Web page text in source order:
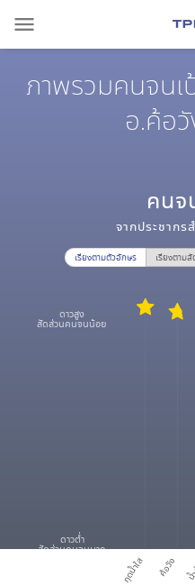
menu
ภาพรวมคนจนเ
อ.ค้อ
คนจ
จากประชากร
เรียงตามตัวอักษร เรียงตาม
กุดน้ำใส ค้อวัง น้
ดาวสูง
สัดส่วนคนจนน้อย
ดาวต่ำ
สัดส่วนคนจนมาก